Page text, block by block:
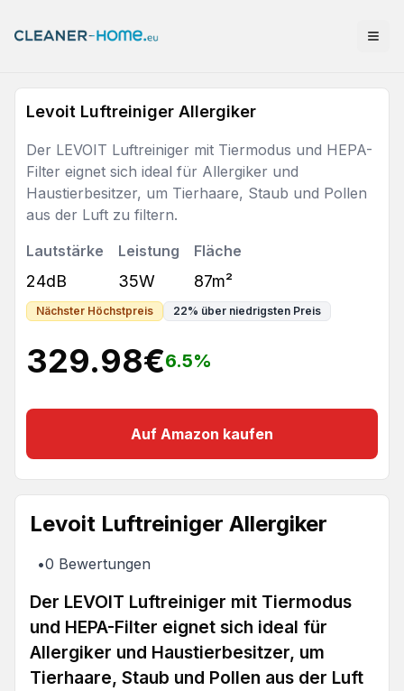
Levoit Luftreiniger Allergiker
Der LEVOIT Luftreiniger mit Tiermodus und HEPA-
Filter eignet sich ideal für Allergiker und
Haustierbesitzer, um Tierhaare, Staub und Pollen
aus der Luft zu filtern.
Lautstärke
24dB
Leistung
35W
Fläche
87m²
Nächster Höchstpreis 22% über niedrigsten Preis
329.98€6.5%
Auf Amazon kaufen
Levoit Luftreiniger Allergiker
•0 Bewertungen
Der LEVOIT Luftreiniger mit Tiermodus
und HEPA-Filter eignet sich ideal für
Allergiker und Haustierbesitzer, um
Tierhaare, Staub und Pollen aus der Luft